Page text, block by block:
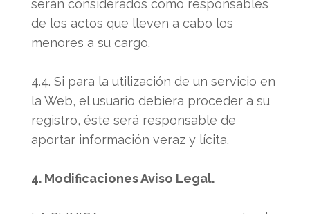
serán considerados como responsables
de los actos que lleven a cabo los
menores a su cargo.
4.4. Si para la utilización de un servicio en
la Web, el usuario debiera proceder a su
registro, éste será responsable de
aportar información veraz y lícita.
4. Modificaciones Aviso Legal.